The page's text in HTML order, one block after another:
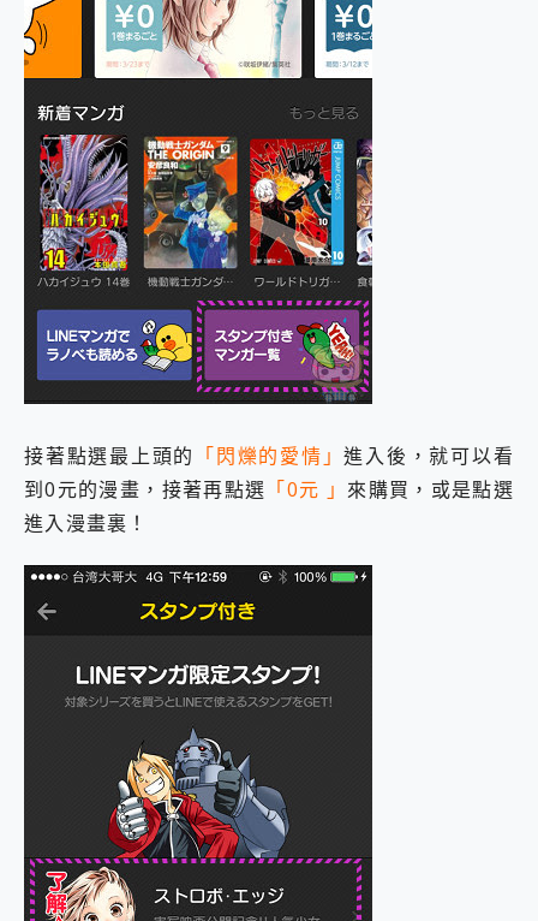
接著點選最上頭的 「閃爍的愛情」進入後，就可以看
到0元的漫畫，接著再點選 「0元 」 來購買，或是點選
進入漫畫裏！